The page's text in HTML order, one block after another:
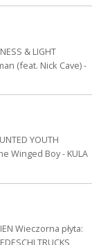
& LIGHT
(feat. Nick Cave) -
YOUTH
Winged Boy - KULA
Wieczorna płyta:
TRUCKS